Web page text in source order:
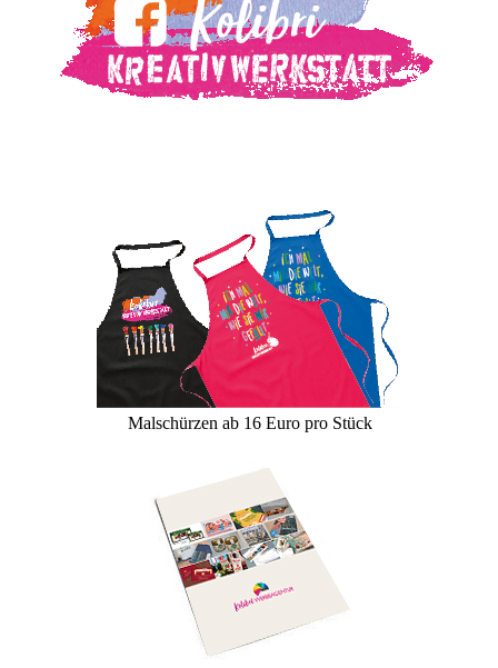
Malschürzen ab 16 Euro pro Stück